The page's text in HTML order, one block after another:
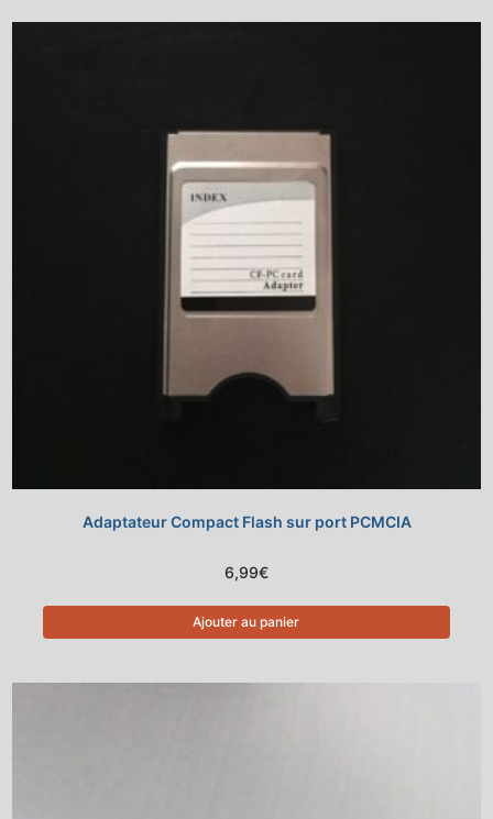
Adaptateur Compact Flash sur port PCMCIA
6,99€
Ajouter au panier